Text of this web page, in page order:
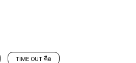
TIME OUT คือ